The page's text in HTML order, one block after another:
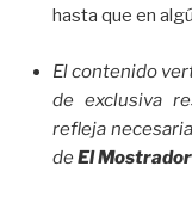
hasta que en
El contenido
de exclusiva
refleja
deEl Mostrador